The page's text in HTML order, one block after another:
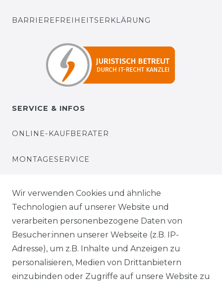
BARRIEREFREIHEITSERKLÄRUNG
SERVICE & INFOS
ONLINE-KAUFBERATER
MONTAGESERVICE
BEZAHLUNG
KLIMA- UND UMWELTSCHUTZ
LEXIKON
Wir verwenden Cookies und ähnliche
Technologien auf unserer Website und
verarbeiten personenbezogene Daten von
Besucher:innen unserer Webseite (z.B. IP-
Adresse), um z.B. Inhalte und Anzeigen zu
personalisieren, Medien von Drittanbietern
einzubinden oder Zugriffe auf unsere Website zu